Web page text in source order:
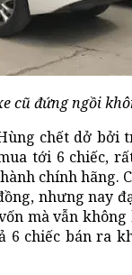
cũ đứng ngồi
chết dở bởi
tới 6 chiếc,
chính hãng.
nhưng nay
mà vẫn
6 chiếc bán ra